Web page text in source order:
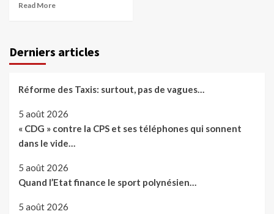
Read More
Derniers articles
Réforme des Taxis: surtout, pas de vagues…
5 août 2026
« CDG » contre la CPS et ses téléphones qui sonnent
dans le vide…
5 août 2026
Quand l’Etat finance le sport polynésien…
5 août 2026